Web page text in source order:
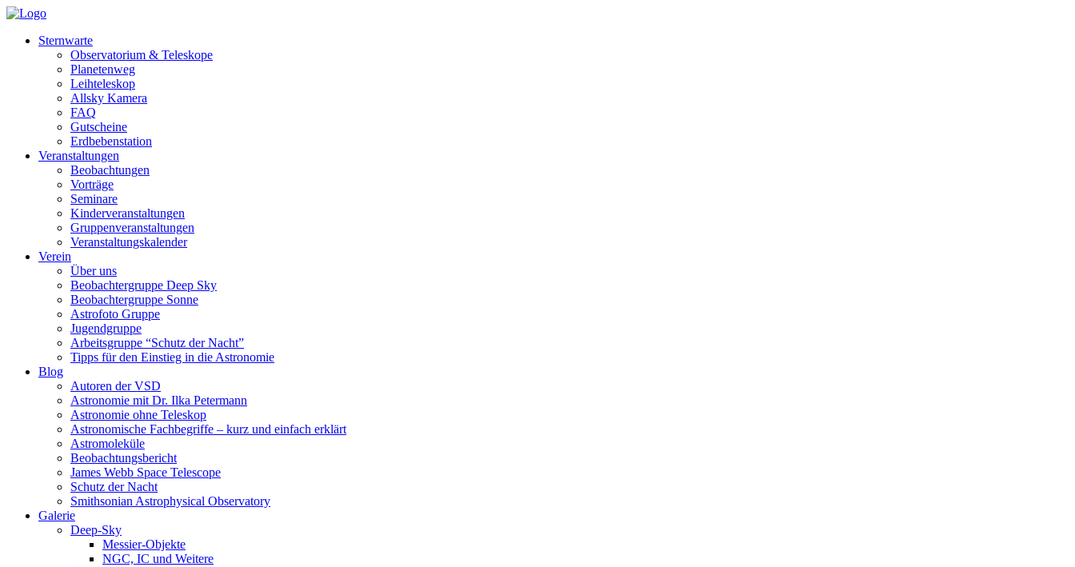
Sternwarte
Observatorium & Teleskope
Planetenweg
Leihteleskop
Allsky Kamera
FAQ
Gutscheine
Erdbebenstation
Veranstaltungen
Beobachtungen
Vorträge
Seminare
Kinderveranstaltungen
Gruppenveranstaltungen
Veranstaltungskalender
Verein
Über uns
Beobachtergruppe Deep Sky
Beobachtergruppe Sonne
Astrofoto Gruppe
Jugendgruppe
Arbeitsgruppe “Schutz der Nacht”
Tipps für den Einstieg in die Astronomie
Blog
Autoren der VSD
Astronomie mit Dr. Ilka Petermann
Astronomie ohne Teleskop
Astronomische Fachbegriffe – kurz und einfach erklärt
Astromoleküle
Beobachtungsbericht
James Webb Space Telescope
Schutz der Nacht
Smithsonian Astrophysical Observatory
Galerie
Deep-Sky
Messier-Objekte
NGC, IC und Weitere